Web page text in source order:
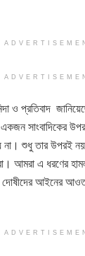
ও প্রতিবাদ
সাংবাদিকের উপর
শুধু তার উপরই নয়
আমরা এ ধরণের
দোষীদের আইনের